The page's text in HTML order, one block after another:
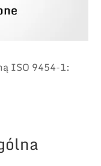
ISO 9454-1: